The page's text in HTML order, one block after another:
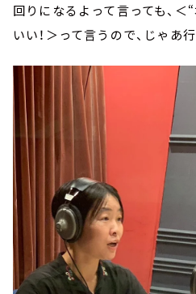
回りになるよって言っても、
いい！＞って言うので、じゃあ